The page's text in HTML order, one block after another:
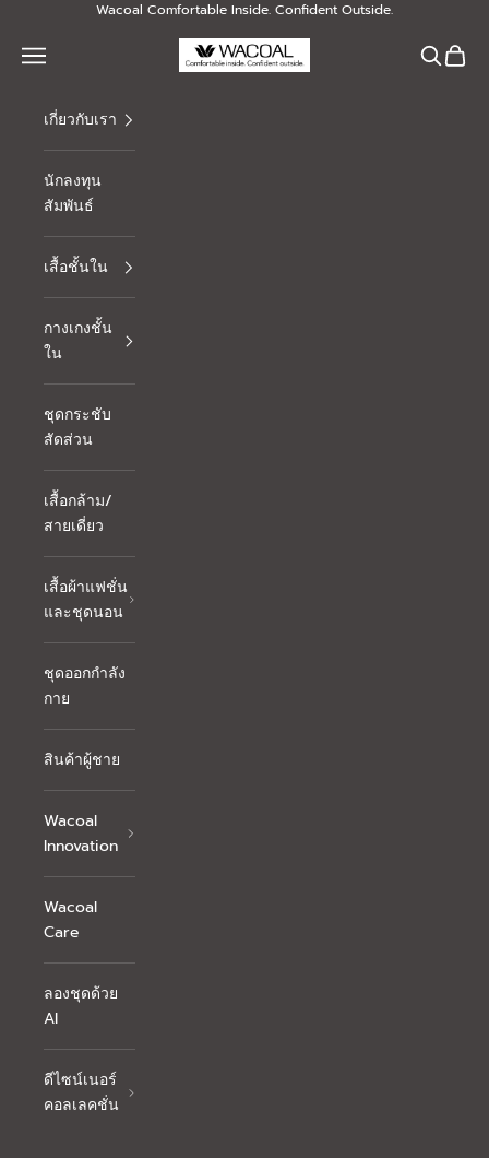
Skip to contentWacoal Comfortable Inside. Confident Outside.
Thai Wacoal Public Company Limited
Navigation menu Search
Cart
เกี่ยวกับเรา
นักลงทุน
สัมพันธ์
เสื้อชั้นใน
กางเกงชั้น
ใน
ชุดกระชับ
สัดส่วน
เสื้อกล้าม/
สายเดี่ยว
เสื้อผ้าแฟชั่น
และชุดนอน
ชุดออกกำลัง
กาย
สินค้าผู้ชาย
Wacoal
Innovation
Wacoal
Care
ลองชุดด้วย
AI
ดีไซน์เนอร์
คอลเลคชั่น